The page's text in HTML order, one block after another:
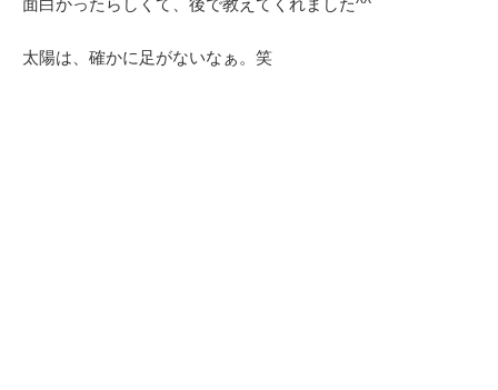
面白かったらしくて、後で教えてくれました^^
太陽は、確かに足がないなぁ。笑